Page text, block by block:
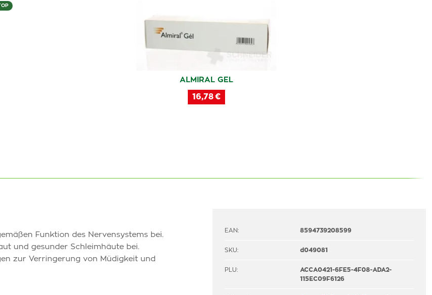
ALMIRAL GEL
16,78 €
Funktion des Nervensystems bei.
und gesunder Schleimhäute bei.
zur Verringerung von Müdigkeit und
EAN: 8594739208599
SKU: d049081
PLU:
ACCA0421-6FE5-4F08-ADA2-
115EC09F6126